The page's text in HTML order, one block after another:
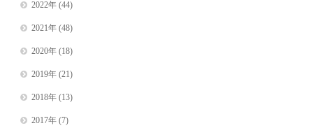
2022年(44)
2021年(48)
2020年(18)
2019年(21)
2018年(13)
2017年(7)